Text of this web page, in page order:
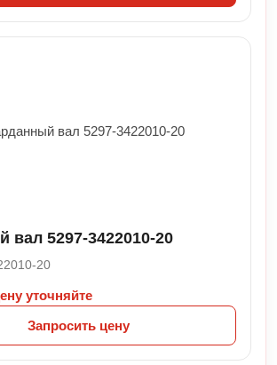
вал 5297-3422010-20
20
уточняйте
Запросить цену